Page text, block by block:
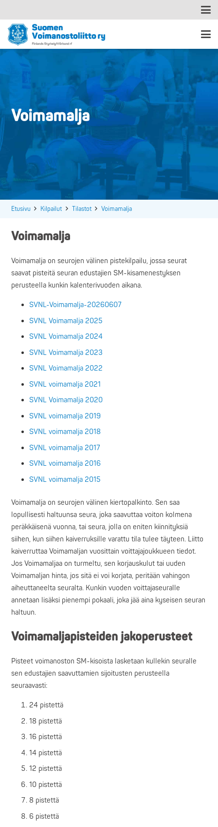
Voimamalja
Etusivu Kilpailut Tilastot Voimamalja
Voimamalja
Voimamalja on seurojen välinen pistekilpailu, jossa seurat
saavat pisteitä seuran edustajien SM-kisamenestyksen
perusteella kunkin kalenterivuoden aikana.
SVNL-Voimamalja-20260607
SVNL Voimamalja 2025
SVNL Voimamalja 2024
SVNL Voimamalja 2023
SVNL Voimamalja 2022
SVNL voimamalja 2021
SVNL Voimamalja 2020
SVNL voimamalja 2019
SVNL voimamalja 2018
SVNL voimamalja 2017
SVNL voimamalja 2016
SVNL voimamalja 2015
Voimamalja on seurojen välinen kiertopalkinto. Sen saa
lopullisesti haltuunsa seura, joka saavuttaa voiton kolmena
peräkkäisenä vuonna, tai seura, jolla on eniten kiinnityksiä
siihen, kun siihen kaiverruksille varattu tila tulee täyteen. Liitto
kaiverruttaa Voimamaljan vuosittain voittajajoukkueen tiedot.
Jos Voimamaljaa on turmeltu, sen korjauskulut tai uuden
Voimamaljan hinta, jos sitä ei voi korjata, peritään vahingon
aiheuttaneelta seuralta. Kunkin vuoden voittajaseuralle
annetaan lisäksi pienempi pokaali, joka jää aina kyseisen seuran
haltuun.
Voimamaljapisteiden jakoperusteet
Pisteet voimanoston SM-kisoista lasketaan kullekin seuralle
sen edustajien saavuttamien sijoitusten perusteella
seuraavasti:
24 pistettä
18 pistettä
16 pistettä
14 pistettä
12 pistettä
10 pistettä
8 pistettä
6 pistettä